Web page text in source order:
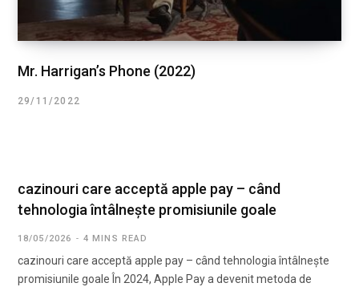
Mr. Harrigan’s Phone (2022)
29/11/2022
cazinouri care acceptă apple pay – când
tehnologia întâlnește promisiunile goale
18/05/2026 4 MINS READ
cazinouri care acceptă apple pay – când tehnologia întâlnește
promisiunile goale În 2024, Apple Pay a devenit metoda de